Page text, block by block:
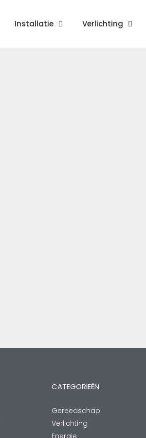
Installatie Verlichting
CATEGORIEËN
Gereedschap
Verlichting
Energie